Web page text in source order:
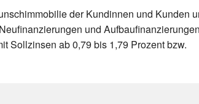
der Kundinnen und Kunden
und
Sollzinsen ab 0,79 bis 1,79 Prozent bzw.